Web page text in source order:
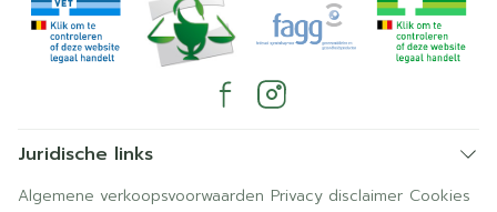
Juridische links
Algemene verkoopsvoorwaarden Privacy disclaimer Cookies